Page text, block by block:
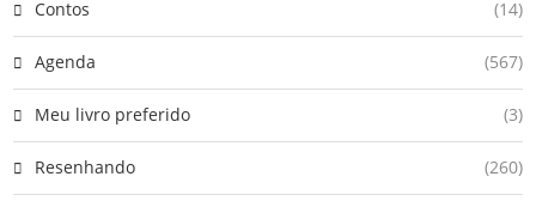
Contos (14)
Agenda (567)
Meu livro preferido (3)
Resenhando (260)